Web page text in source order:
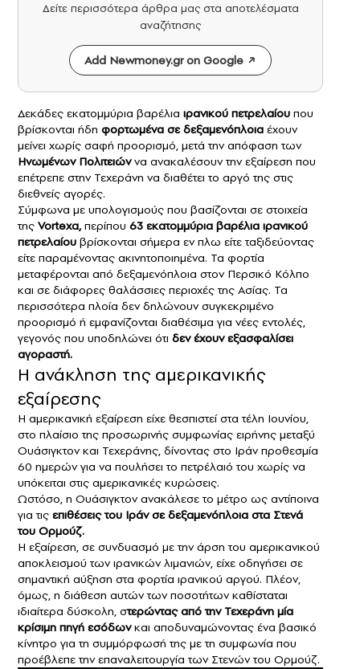
Δείτε περισσότερα άρθρα μας στα αποτελέσματα
αναζήτησης
Add Newmoney.gr on Google
Δεκάδες εκατομμύρια βαρέλια ιρανικού πετρελαίου που
βρίσκονται ήδη φορτωμένα σε δεξαμενόπλοια έχουν
μείνει χωρίς σαφή προορισμό, μετά την απόφαση των
Ηνωμένων Πολιτειώννα ανακαλέσουν την εξαίρεση που
επέτρεπε στην Τεχεράνη να διαθέτει το αργό της στις
διεθνείς αγορές.
Σύμφωνα με υπολογισμούς που βασίζονται σε στοιχεία
της Vortexa,περίπου 63 εκατομμύρια βαρέλια ιρανικού
πετρελαίου βρίσκονται σήμερα εν πλω είτε ταξιδεύοντας
είτε παραμένοντας ακινητοποιημένα. Τα φορτία
μεταφέρονται από δεξαμενόπλοια στον Περσικό Κόλπο
και σε διάφορες θαλάσσιες περιοχές της Ασίας. Τα
περισσότερα πλοία δεν δηλώνουν συγκεκριμένο
προορισμό ή εμφανίζονται διαθέσιμα για νέες εντολές,
γεγονός που υποδηλώνει ότι δεν έχουν εξασφαλίσει
αγοραστή.
Η ανάκληση της αμερικανικής
εξαίρεσης
Η αμερικανική εξαίρεση είχε θεσπιστεί στα τέλη Ιουνίου,
στο πλαίσιο της προσωρινής συμφωνίας ειρήνης μεταξύ
Ουάσιγκτον και Τεχεράνης, δίνοντας στο Ιράν προθεσμία
60 ημερών για να πουλήσει το πετρέλαιό του χωρίς να
υπόκειται στις αμερικανικές κυρώσεις.
Ωστόσο, η Ουάσιγκτον ανακάλεσε το μέτρο ως αντίποινα
για τις επιθέσεις του Ιράν σε δεξαμενόπλοια στα Στενά
του Ορμούζ.
Η εξαίρεση, σε συνδυασμό με την άρση του αμερικανικού
αποκλεισμού των ιρανικών λιμανιών, είχε οδηγήσει σε
σημαντική αύξηση στα φορτία ιρανικού αργού. Πλέον,
όμως, η διάθεση αυτών των ποσοτήτων καθίσταται
ιδιαίτερα δύσκολη, στερώντας από την Τεχεράνη μία
κρίσιμη πηγή εσόδωνκαι αποδυναμώνοντας ένα βασικό
κίνητρο για τη συμμόρφωσή της με τη συμφωνία που
προέβλεπε την επαναλειτουργία των Στενών του Ορμούζ.